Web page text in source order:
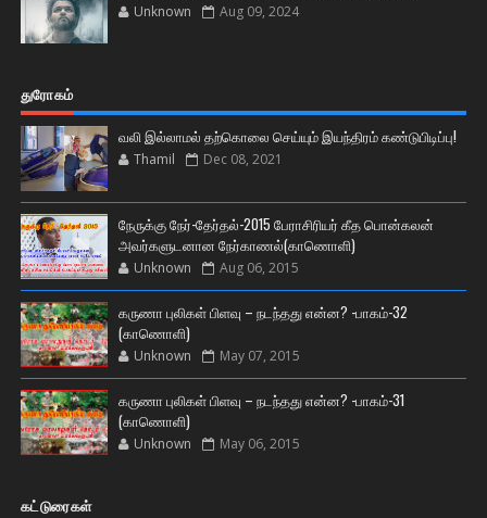
Unknown Aug 09, 2024
துரோகம்
வலி இல்லாமல் தற்கொலை செய்யும் இயந்திரம் கண்டுபிடிப்பு!
Thamil Dec 08, 2021
நேருக்கு நேர்-தேர்தல்-2015 பேராசிரியர் கீத பொன்கலன்
அவர்களுடனான நேர்காணல்(காணொளி)
Unknown Aug 06, 2015
கருணா புலிகள் பிளவு – நடந்தது என்ன? -பாகம்-32
(காணொளி)
Unknown May 07, 2015
கருணா புலிகள் பிளவு – நடந்தது என்ன? -பாகம்-31
(காணொளி)
Unknown May 06, 2015
கட்டுரைகள்